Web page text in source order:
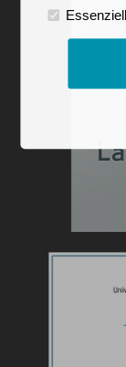
Essenziell